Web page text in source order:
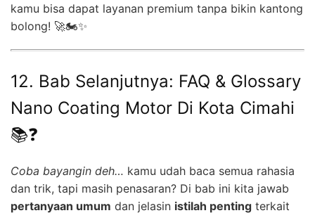
kamu bisa dapat layanan premium tanpa bikin kantong
bolong! 🚀🏍️✨
12. Bab Selanjutnya: FAQ & Glossary
Nano Coating Motor Di Kota Cimahi
📚❓
Coba bayangin deh… kamu udah baca semua rahasia
dan trik, tapi masih penasaran? Di bab ini kita jawab
pertanyaan umum dan jelasin istilah penting terkait